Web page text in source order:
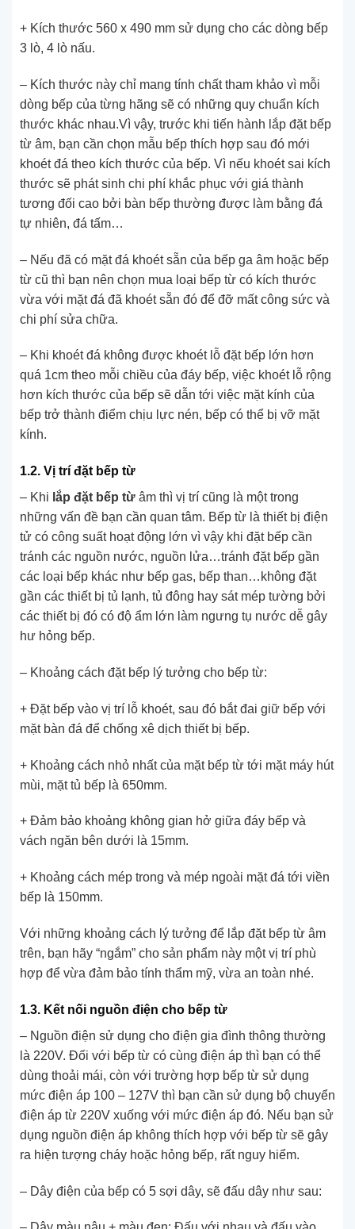
+ Kích thước 560 x 490 mm sử dụng cho các dòng bếp
3 lò, 4 lò nấu.
– Kích thước này chỉ mang tính chất tham khảo vì mỗi
dòng bếp của từng hãng sẽ có những quy chuẩn kích
thước khác nhau.Vì vậy, trước khi tiến hành lắp đặt bếp
từ âm, bạn cần chọn mẫu bếp thích hợp sau đó mới
khoét đá theo kích thước của bếp. Vì nếu khoét sai kích
thước sẽ phát sinh chi phí khắc phục với giá thành
tương đối cao bởi bàn bếp thường được làm bằng đá
tự nhiên, đá tấm…
– Nếu đã có mặt đá khoét sẵn của bếp ga âm hoặc bếp
từ cũ thì bạn nên chọn mua loại bếp từ có kích thước
vừa với mặt đá đã khoét sẵn đó để đỡ mất công sức và
chi phí sửa chữa.
– Khi khoét đá không được khoét lỗ đặt bếp lớn hơn
quá 1cm theo mỗi chiều của đáy bếp, việc khoét lỗ rộng
hơn kích thước của bếp sẽ dẫn tới việc mặt kính của
bếp trở thành điểm chịu lực nén, bếp có thể bị vỡ mặt
kính.
1.2. Vị trí đặt bếp từ
– Khi lắp đặt bếp từ âm thì vị trí cũng là một trong
những vấn đề bạn cần quan tâm. Bếp từ là thiết bị điện
tử có công suất hoạt động lớn vì vậy khi đặt bếp cần
tránh các nguồn nước, nguồn lửa…tránh đặt bếp gần
các loại bếp khác như bếp gas, bếp than…không đặt
gần các thiết bị tủ lạnh, tủ đông hay sát mép tường bởi
các thiết bị đó có độ ẩm lớn làm ngưng tụ nước dễ gây
hư hỏng bếp.
– Khoảng cách đặt bếp lý tưởng cho bếp từ:
+ Đặt bếp vào vị trí lỗ khoét, sau đó bắt đai giữ bếp với
mặt bàn đá để chống xê dịch thiết bị bếp.
+ Khoảng cách nhỏ nhất của mặt bếp từ tới mặt máy hút
mùi, mặt tủ bếp là 650mm.
+ Đảm bảo khoảng không gian hở giữa đáy bếp và
vách ngăn bên dưới là 15mm.
+ Khoảng cách mép trong và mép ngoài mặt đá tới viền
bếp là 150mm.
Với những khoảng cách lý tưởng để lắp đặt bếp từ âm
trên, bạn hãy “ngắm” cho sản phẩm này một vị trí phù
hợp để vừa đảm bảo tính thẩm mỹ, vừa an toàn nhé.
1.3. Kết nối nguồn điện cho bếp từ
– Nguồn điện sử dụng cho điện gia đình thông thường
là 220V. Đối với bếp từ có cùng điện áp thì bạn có thể
dùng thoải mái, còn với trường hợp bếp từ sử dụng
mức điện áp 100 – 127V thì bạn cần sử dụng bộ chuyển
điện áp từ 220V xuống với mức điện áp đó. Nếu bạn sử
dụng nguồn điện áp không thích hợp với bếp từ sẽ gây
ra hiện tượng cháy hoặc hỏng bếp, rất nguy hiểm.
– Dây điện của bếp có 5 sợi dây, sẽ đấu dây như sau: